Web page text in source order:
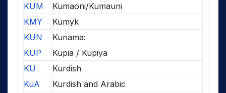
KUM
Kumaoni/Kumauni
KMY
Kumyk
KUN
Kunama:
KUP
Kupia / Kupiya
KU
Kurdish
KuA
Kurdish and Arabic